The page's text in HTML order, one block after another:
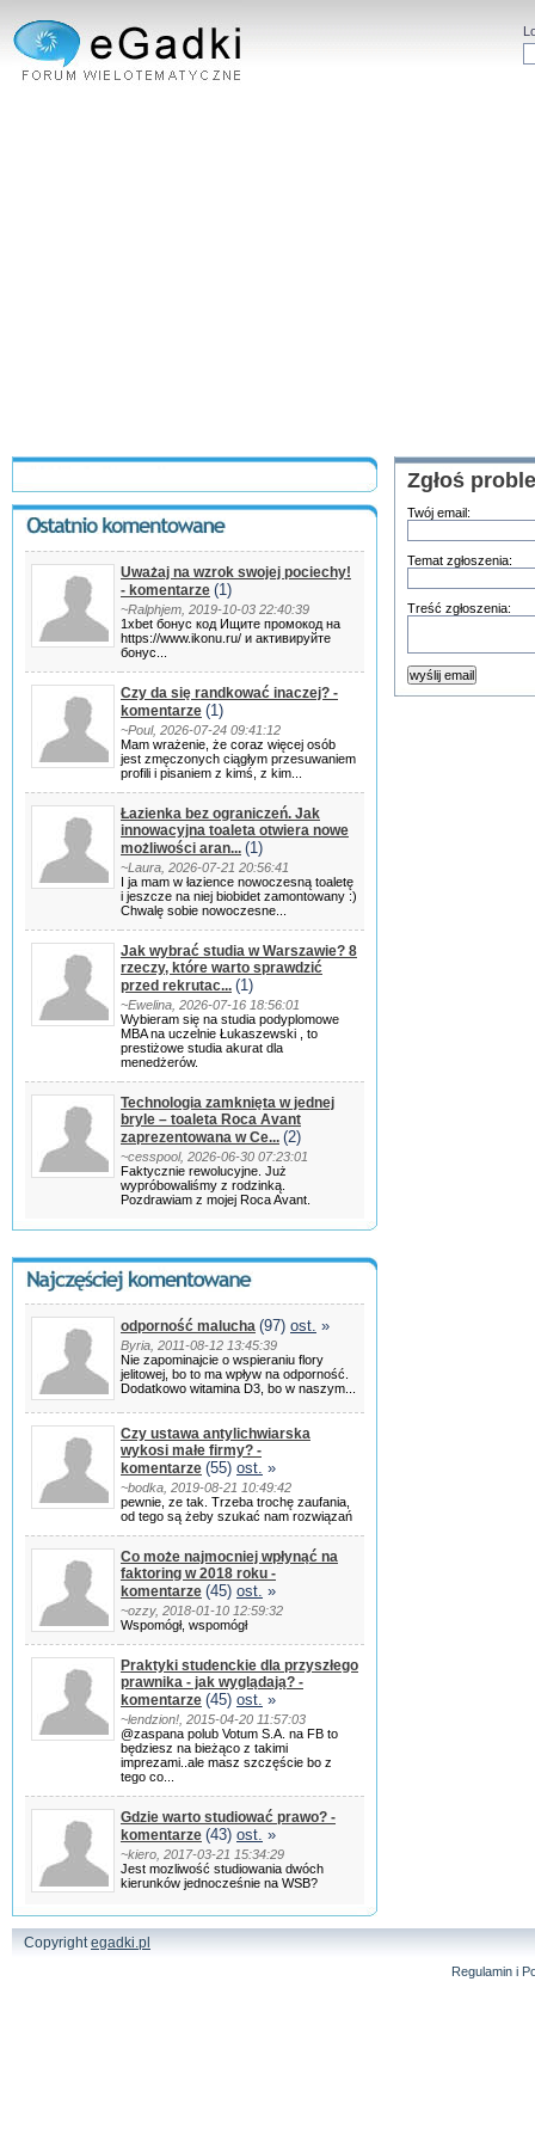
Uważaj na wzrok swojej pociechy!
- komentarze (1)
~Ralphjem, 2019-10-03 22:40:39
1xbet бонус код Ищите промокод на
https://www.ikonu.ru/ и активируйте
бонус...
Czy da się randkować inaczej? -
komentarze (1)
~Poul, 2026-07-24 09:41:12
Mam wrażenie, że coraz więcej osób
jest zmęczonych ciągłym przesuwaniem
profili i pisaniem z kimś, z kim...
Łazienka bez ograniczeń. Jak
innowacyjna toaleta otwiera nowe
możliwości aran... (1)
~Laura, 2026-07-21 20:56:41
I ja mam w łazience nowoczesną toaletę
i jeszcze na niej biobidet zamontowany :)
Chwalę sobie nowoczesne...
Jak wybrać studia w Warszawie? 8
rzeczy, które warto sprawdzić
przed rekrutac... (1)
~Ewelina, 2026-07-16 18:56:01
Wybieram się na studia podyplomowe
MBA na uczelnie Łukaszewski , to
prestiżowe studia akurat dla
menedżerów.
Technologia zamknięta w jednej
bryle – toaleta Roca Avant
zaprezentowana w Ce... (2)
~cesspool, 2026-06-30 07:23:01
Faktycznie rewolucyjne. Już
wypróbowaliśmy z rodzinką.
Pozdrawiam z mojej Roca Avant.
odporność malucha (97) ost. »
Byria, 2011-08-12 13:45:39
Nie zapominajcie o wspieraniu flory
jelitowej, bo to ma wpływ na odporność.
Dodatkowo witamina D3, bo w naszym...
Czy ustawa antylichwiarska
wykosi małe firmy? -
komentarze (55) ost. »
~bodka, 2019-08-21 10:49:42
pewnie, ze tak. Trzeba trochę zaufania,
od tego są żeby szukać nam rozwiązań
Co może najmocniej wpłynąć na
faktoring w 2018 roku -
komentarze (45) ost. »
~ozzy, 2018-01-10 12:59:32
Wspomógł, wspomógł
Praktyki studenckie dla przyszłego
prawnika - jak wyglądają? -
komentarze (45) ost. »
~lendzion!, 2015-04-20 11:57:03
@zaspana polub Votum S.A. na FB to
będziesz na bieżąco z takimi
imprezami..ale masz szczęście bo z
tego co...
Gdzie warto studiować prawo? -
komentarze (43) ost. »
~kiero, 2017-03-21 15:34:29
Jest mozliwość studiowania dwóch
kierunków jednocześnie na WSB?
Zgłoś
Twój email:
Temat zgłoszenia:
Treść zgłoszenia:
Copyrightegadki.pl
Regulamin i